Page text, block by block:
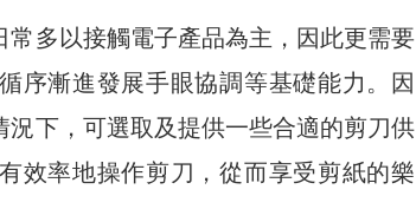
多以接觸電子產品為主，因此更需要
序漸進發展手眼協調等基礎能力。因
下，可選取及提供一些合適的剪刀供
效率地操作剪刀，從而享受剪紙的樂